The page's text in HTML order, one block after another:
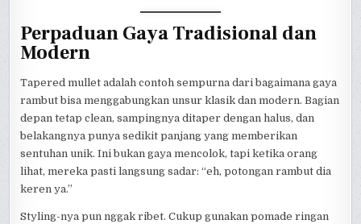
Perpaduan Gaya Tradisional dan
Modern
Tapered mullet adalah contoh sempurna dari bagaimana gaya
rambut bisa menggabungkan unsur klasik dan modern. Bagian
depan tetap clean, sampingnya ditaper dengan halus, dan
belakangnya punya sedikit panjang yang memberikan
sentuhan unik. Ini bukan gaya mencolok, tapi ketika orang
lihat, mereka pasti langsung sadar: “eh, potongan rambut dia
keren ya.”
Styling-nya pun nggak ribet. Cukup gunakan pomade ringan